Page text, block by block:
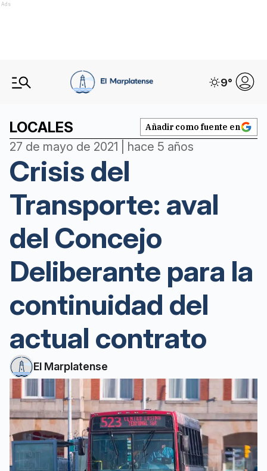
Ads
9°
LOCALES Añadir como fuente en
27 de mayo de 2021 | hace 5 años
Crisis del
Transporte: aval
del Concejo
Deliberante para la
continuidad del
actual contrato
El Marplatense